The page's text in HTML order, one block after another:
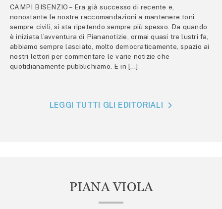
CAMPI BISENZIO – Era già successo di recente e,
nonostante le nostre raccomandazioni a mantenere toni
sempre civili, si sta ripetendo sempre più spesso. Da quando
è iniziata l’avventura di Piananotizie, ormai quasi tre lustri fa,
abbiamo sempre lasciato, molto democraticamente, spazio ai
nostri lettori per commentare le varie notizie che
quotidianamente pubblichiamo. E in […]
LEGGI TUTTI GLI EDITORIALI
PIANA VIOLA